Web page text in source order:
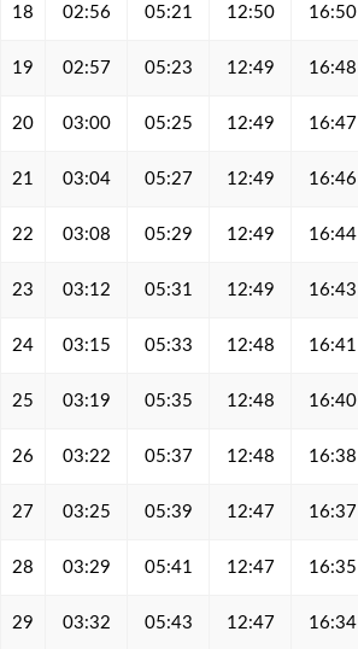
18 02:56 05:21 12:50 16:50
19 02:57 05:23 12:49 16:48
20 03:00 05:25 12:49 16:47
21 03:04 05:27 12:49 16:46
22 03:08 05:29 12:49 16:44
23 03:12 05:31 12:49 16:43
24 03:15 05:33 12:48 16:41
25 03:19 05:35 12:48 16:40
26 03:22 05:37 12:48 16:38
27 03:25 05:39 12:47 16:37
28 03:29 05:41 12:47 16:35
29 03:32 05:43 12:47 16:34